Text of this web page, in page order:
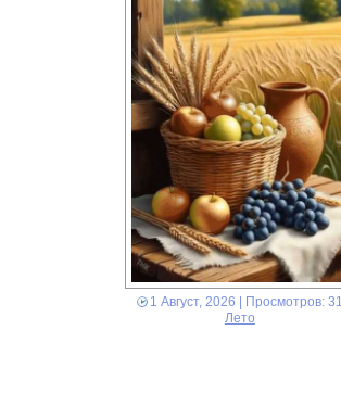
1 Август, 2026 | Просмотров: 31
Лето